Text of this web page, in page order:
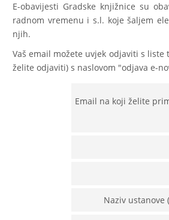
E-obavijesti Gradske knjižnice su
radnom vremenu i s.l. koje šaljem
njih.
Vaš email možete uvjek odjaviti s
želite odjaviti) s naslovom "odjava e-
Email na koji želite
Naziv ustanove